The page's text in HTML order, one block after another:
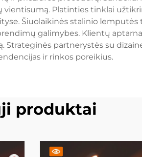
Platinties tinklai
Šiuolaikinės stalinio
galimybes. Klientų
partnerystės su
ir rinkos poreikius.
produktai